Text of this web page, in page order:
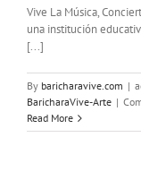
Vive La Música,
una institución
[...]
By baricharavive.com |
BaricharaVive-Arte |
Read More